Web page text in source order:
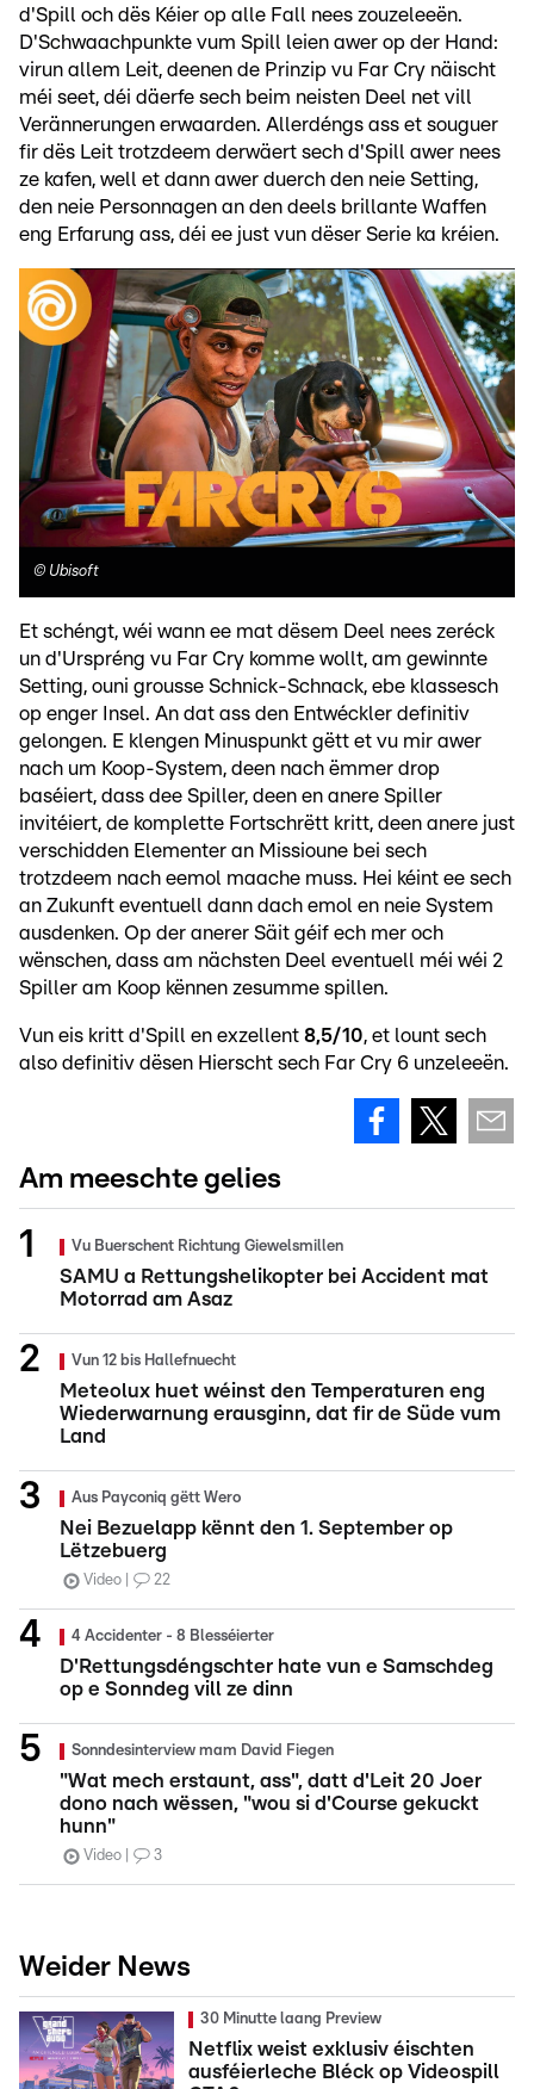
d'Spill och dës Kéier op alle Fall nees zouzeleeën.
D'Schwaachpunkte vum Spill leien awer op der Hand:
virun allem Leit, deenen de Prinzip vu Far Cry näischt
méi seet, déi däerfe sech beim neisten Deel net vill
Verännerungen erwaarden. Allerdéngs ass et souguer
fir dës Leit trotzdeem derwäert sech d'Spill awer nees
ze kafen, well et dann awer duerch den neie Setting,
den neie Personnagen an den deels brillante Waffen
eng Erfarung ass, déi ee just vun dëser Serie ka kréien.
© Ubisoft
Et schéngt, wéi wann ee mat dësem Deel nees zeréck
un d'Urspréng vu Far Cry komme wollt, am gewinnte
Setting, ouni grousse Schnick-Schnack, ebe klassesch
op enger Insel. An dat ass den Entwéckler definitiv
gelongen. E klengen Minuspunkt gëtt et vu mir awer
nach um Koop-System, deen nach ëmmer drop
baséiert, dass dee Spiller, deen en anere Spiller
invitéiert, de komplette Fortschrëtt kritt, deen anere just
verschidden Elementer an Missioune bei sech
trotzdeem nach eemol maache muss. Hei kéint ee sech
an Zukunft eventuell dann dach emol en neie System
ausdenken. Op der anerer Säit géif ech mer och
wënschen, dass am nächsten Deel eventuell méi wéi 2
Spiller am Koop kënnen zesumme spillen.
Vun eis kritt d'Spill en exzellent 8,5/10, et lount sech
also definitiv dësen Hierscht sech Far Cry 6 unzeleeën.
Am meeschte gelies
Vu Buerschent Richtung Giewelsmillen
SAMU a Rettungshelikopter bei Accident mat
Motorrad am Asaz
Vun 12 bis Hallefnuecht
Meteolux huet wéinst den Temperaturen eng
Wiederwarnung erausginn, dat fir de Süde vum
Land
Aus Payconiq gëtt Wero
Nei Bezuelapp kënnt den 1. September op
Lëtzebuerg
Video 22
4 Accidenter - 8 Blesséierter
D'Rettungsdéngschter hate vun e Samschdeg
op e Sonndeg vill ze dinn
Sonndesinterview mam David Fiegen
"Wat mech erstaunt, ass", datt d'Leit 20 Joer
dono nach wëssen, "wou si d'Course gekuckt
hunn"
Video 3
Weider News
30 Minutte laang Preview
Netflix weist exklusiv éischten
ausféierleche Bléck op Videospill